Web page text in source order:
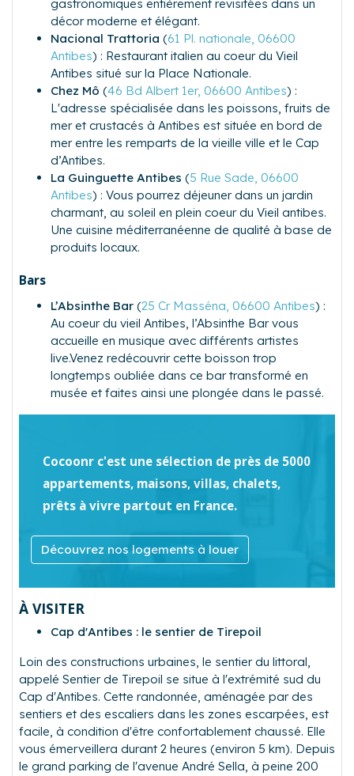
gastronomiques entièrement revisitées dans un
décor moderne et élégant.
Nacional Trattoria (61 Pl. nationale, 06600
Antibes) : Restaurant italien au coeur du Vieil
Antibes situé sur la Place Nationale.
Chez Mô (46 Bd Albert 1er, 06600 Antibes) :
L'adresse spécialisée dans les poissons, fruits de
mer et crustacés à Antibes est située en bord de
mer entre les remparts de la vieille ville et le Cap
d’Antibes.
La Guinguette Antibes (5 Rue Sade, 06600
Antibes) : Vous pourrez déjeuner dans un jardin
charmant, au soleil en plein coeur du Vieil antibes.
Une cuisine méditerranéenne de qualité à base de
produits locaux.
Bars
L’Absinthe Bar (25 Cr Masséna, 06600 Antibes) :
Au coeur du vieil Antibes, l’Absinthe Bar vous
accueille en musique avec différents artistes
live.Venez redécouvrir cette boisson trop
longtemps oubliée dans ce bar transformé en
musée et faites ainsi une plongée dans le passé.
Cocoonr c'est une sélection de près de 5000
appartements, maisons, villas, chalets,
prêts à vivre partout en France.
Découvrez nos logements à louer
À VISITER
Cap d'Antibes : le sentier de Tirepoil
Loin des constructions urbaines, le sentier du littoral,
appelé Sentier de Tirepoil se situe à l'extrémité sud du
Cap d'Antibes. Cette randonnée, aménagée par des
sentiers et des escaliers dans les zones escarpées, est
facile, à condition d'être confortablement chaussé. Elle
vous émerveillera durant 2 heures (environ 5 km). Depuis
le grand parking de l'avenue André Sella, à peine 200